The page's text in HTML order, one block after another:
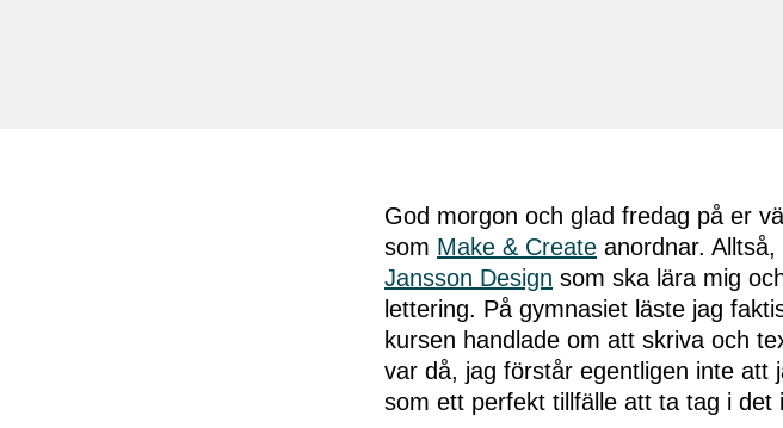
God morgon och glad fredag på er
som Make & Create anordnar.
Jansson Design som ska lära mig
lettering. På gymnasiet läste jag
kursen handlade om att skriva och
var då, jag förstår egentligen inte att
som ett perfekt tillfälle att ta tag i det